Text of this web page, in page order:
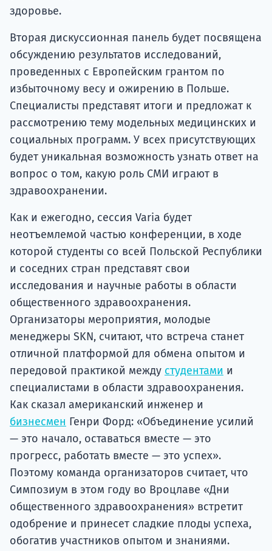
здоровье.
Вторая дискуссионная панель будет посвящена
обсуждению результатов исследований,
проведенных с Европейским грантом по
избыточному весу и ожирению в Польше.
Специалисты представят итоги и предложат к
рассмотрению тему модельных медицинских и
социальных программ. У всех присутствующих
будет уникальная возможность узнать ответ на
вопрос о том, какую роль СМИ играют в
здравоохранении.
Как и ежегодно, сессия Varia будет
неотъемлемой частью конференции, в ходе
которой студенты со всей Польской Республики
и соседних стран представят свои
исследования и научные работы в области
общественного здравоохранения.
Организаторы мероприятия, молодые
менеджеры SKN, считают, что встреча станет
отличной платформой для обмена опытом и
передовой практикой между студентами и
специалистами в области здравоохранения.
Как сказал американский инженер и
бизнесмен Генри Форд: «Объединение усилий
— это начало, оставаться вместе — это
прогресс, работать вместе — это успех».
Поэтому команда организаторов считает, что
Симпозиум в этом году во Вроцлаве «Дни
общественного здравоохранения» встретит
одобрение и принесет сладкие плоды успеха,
обогатив участников опытом и знаниями.